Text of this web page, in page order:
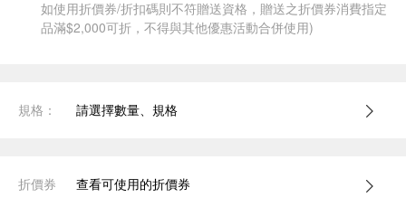
如使用折價券/折扣碼則不符贈送資格，贈送之折價券消費指定
品滿$2,000可折，不得與其他優惠活動合併使用)
規格： 請選擇數量、規格
折價券 查看可使用的折價券